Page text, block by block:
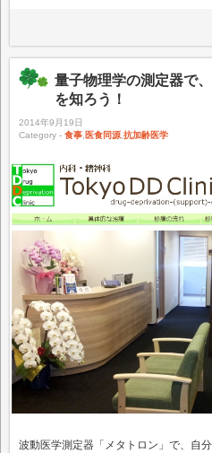
量子物理学の測定器で
を知ろう！
2014年9月19日
Category - 食事 医食同源 抗加齢医学
波動医学測定器「メタトロン」で、自